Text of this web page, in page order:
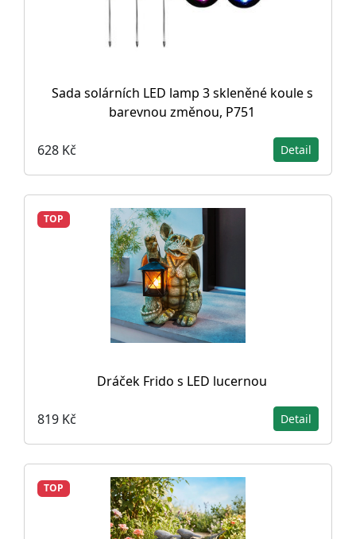
Sada solárních LED lamp 3 skleněné koule s
barevnou změnou, P751
628 Kč Detail
TOP
Dráček Frido s LED lucernou
819 Kč Detail
TOP